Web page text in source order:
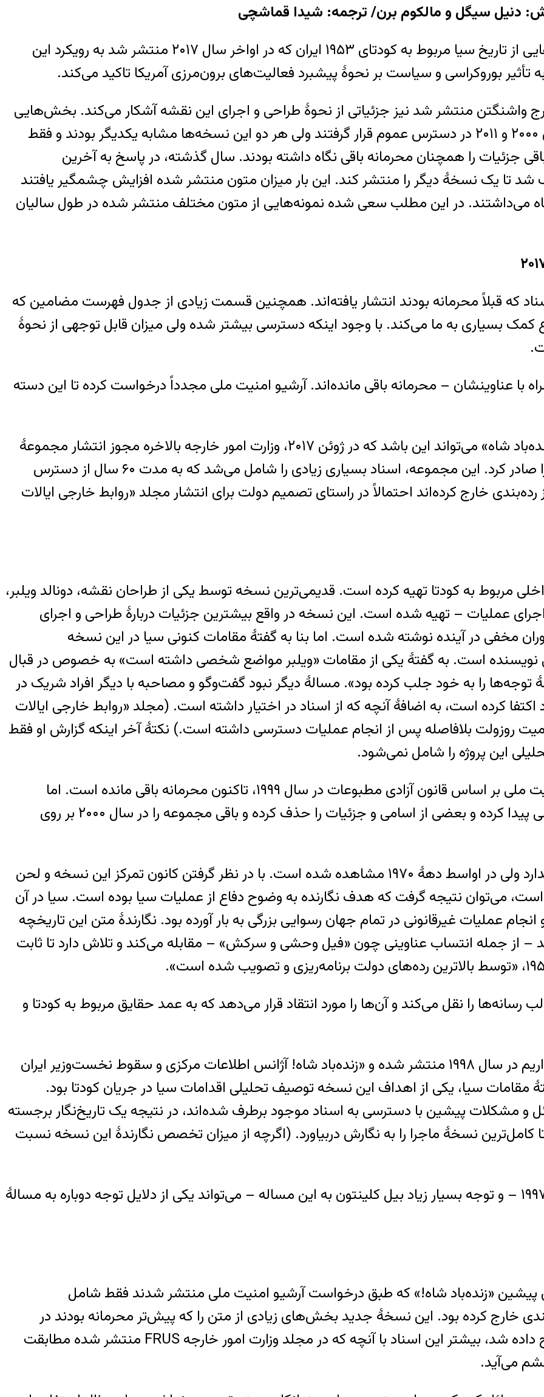
دنیل سیگل و مالکوم برن/ ترجمه: شیدا قماشچی
۱۲ فوریه ۲۰۱۸، واشنگتن – بخش‌هایی از تاریخ سیا مربوط به کودتای ۱۹۵۳ ایران که در اواخر سال ۲۰۱۷ منتشر شد به رویکرد این
تأثیر بوروکراسی و سیاست بر نحوهٔ پیشبرد فعالیت‌های برون‌مرزی آمریکا تاکید می‌کند.
واشنگتن منتشر شد نیز جزئیاتی از نحوهٔ طراحی و اجرای این نقشه آشکار می‌کند. بخش‌هایی
از تاریخچه – «زنده‌باد شاه!» – دو بار در سال‌های ۲۰۰۰ و ۲۰۱۱ در دسترس عموم قرار گرفتند ولی هر دو این نسخه‌ها مشابه یکدیگر بودند و فقط
کرده و باقی جزئیات را همچنان محرمانه باقی نگاه داشته بودند. سال گذشته، در پاسخ به آخرین
تا یک نسخهٔ دیگر را منتشر کند. این بار میزان متون منتشر شده افزایش چشمگیر یافتند
می‌داشتند. در این مطلب سعی شده نمونه‌هایی از متون مختلف منتشر شده در طول سالیان
و متن اسناد که قبلاً محرمانه بودند انتشار یافته‌اند. همچنین قسمت زیادی از جدول فهرست مضامین که
بسیاری به ما می‌کند. با وجود اینکه دسترسی بیشتر شده ولی میزان قابل توجهی از نحوهٔ
بخش پیوست – همراه با عناوینشان – محرمانه باقی مانده‌اند. آرشیو امنیت ملی مجدداً درخواست کرده تا این دسته
یکی از دلایل انتشار نسخهٔ طولانی‌تر و کامل‌تر «زنده‌باد شاه» می‌تواند این باشد که در ژوئن ۲۰۱۷، وزارت امور خارجه بالاخره مجوز انتشار مجموعهٔ
مجلد روابط خارجی ایالات متحده آمریکا FRUS را صادر کرد. این مجموعه، اسناد بسیاری زیادی را شامل می‌شد که به مدت ۶۰ سال از دسترس
خارج کرده‌اند احتمالاً در راستای تصمیم دولت برای انتشار مجلد «روابط خارجی ایالات
داخلی مربوط به کودتا تهیه کرده است. قدیمی‌ترین نسخه توسط یکی از طراحان نقشه، دونالد ویلبر،
ماه پس از اجرای عملیات – تهیه شده است. این نسخه در واقع بیشترین جزئیات دربارهٔ طراحی و اجرای
مخفی در آینده نوشته شده است. اما بنا به گفتهٔ مقامات کنونی سیا در این نسخه
نویسنده است. به گفتهٔ یکی از مقامات «ویلبر مواضع شخصی داشته است» به خصوص در قبال
توجه‌ها را به خود جلب کرده بود». مسالهٔ دیگر نبود گفت‌وگو و مصاحبه با دیگر افراد شریک در
کرده است، به اضافهٔ آنچه که از اسناد در اختیار داشته است. (مجلد «روابط خارجی ایالات
روزولت بلافاصله پس از انجام عملیات دسترسی داشته است.) نکتهٔ آخر اینکه گزارش او فقط
این پروژه را شامل نمی‌شود.
تاریخچهٔ ویلبر علیرغم شکایت قضایی آرشیو امنیت ملی بر اساس قانون آزادی مطبوعات در سال ۱۹۹۹، تاکنون محرمانه باقی مانده است. اما
نیویورک‌تایمز توانست به یک نسخه از آن دسترسی پیدا کرده و بعضی از اسامی و جزئیات را حذف کرده و باقی مجموعه را در سال ۲۰۰۰ بر روی
نسخهٔ دوم، «نبرد بر سر ایران»، تاریخ مشخصی ندارد ولی در اواسط دههٔ ۱۹۷۰ مشاهده شده است. با در نظر گرفتن کانون تمرکز این نسخه و لحن
می‌توان نتیجه گرفت که هدف نگارنده به وضوح دفاع از عملیات سیا بوده است. سیا در آن
عملیات غیرقانونی در تمام جهان رسوایی بزرگی به بار آورده بود. نگارندهٔ متن این تاریخچه
– از جمله انتساب عناوینی چون «فیل وحشی و سرکش» – مقابله می‌کند و تلاش دارد تا ثابت
را نقل می‌کند و آن‌ها را مورد انتقاد قرار می‌دهد که به عمد حقایق مربوط به کودتا و
آخرین گزارش درون سازمانی سیا که از آن اطلاع داریم در سال ۱۹۹۸ منتشر شده و «زنده‌باد شاه! آژانس اطلاعات مرکزی و سقوط نخست‌وزیر ایران
نام دارد. بنا به گفتهٔ مقامات سیا، یکی از اهداف این نسخه توصیف تحلیلی اقدامات سیا در جریان کودتا بود.
مشکلات پیشین با دسترسی به اسناد موجود برطرف شده‌اند، در نتیجه یک تاریخ‌نگار برجسته
تا کامل‌ترین نسخهٔ ماجرا را به نگارش دربیاورد. (اگرچه از میزان تخصص نگارندهٔ این نسخه نسبت
پیروزی غیرقابل پیش‌بینی محمد خاتمی در سال ۱۹۹۷ – و توجه بسیار زیاد بیل کلینتون به این مساله – می‌تواند یکی از دلایل توجه دوباره به مسالهٔ
– صفحه ۳۹ – نسخه‌های پیشین «زنده‌باد شاه!» که طبق درخواست آرشیو امنیت ملی منتشر شدند فقط شامل
خارج کرده بود. این نسخهٔ جدید بخش‌های زیادی از متن را که پیش‌تر محرمانه بودند در
دسترس قرار داده است. همان‌طور که قبلاً توضیح داده شد، بیشتر این اسناد با آنچه که در مجلد وزارت امور خارجه FRUS منتشر شده مطابقت
می‌آید.